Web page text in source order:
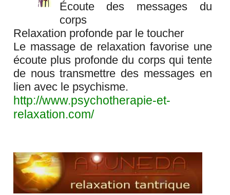
Écoute des messages du
corps
Relaxation profonde par le toucher
Le massage de relaxation favorise une
écoute plus profonde du corps qui tente
de nous transmettre des messages en
lien avec le psychisme.
http://www.psychotherapie-et-
relaxation.com/